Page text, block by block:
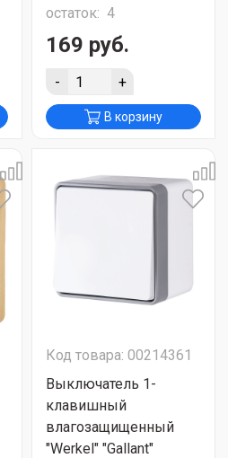
остаток: 4
169 руб.
- +
В корзину
Код товара: 00214361
Выключатель 1-
клавишный
влагозащищенный
"Werkel" "Gallant"